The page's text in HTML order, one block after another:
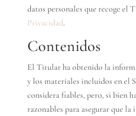
datos personales que recoge el
Privacidad.
Contenidos
El Titular ha obtenido la
y los materiales incluidos en el
considera fiables, pero, si bien
razonables para asegurar que